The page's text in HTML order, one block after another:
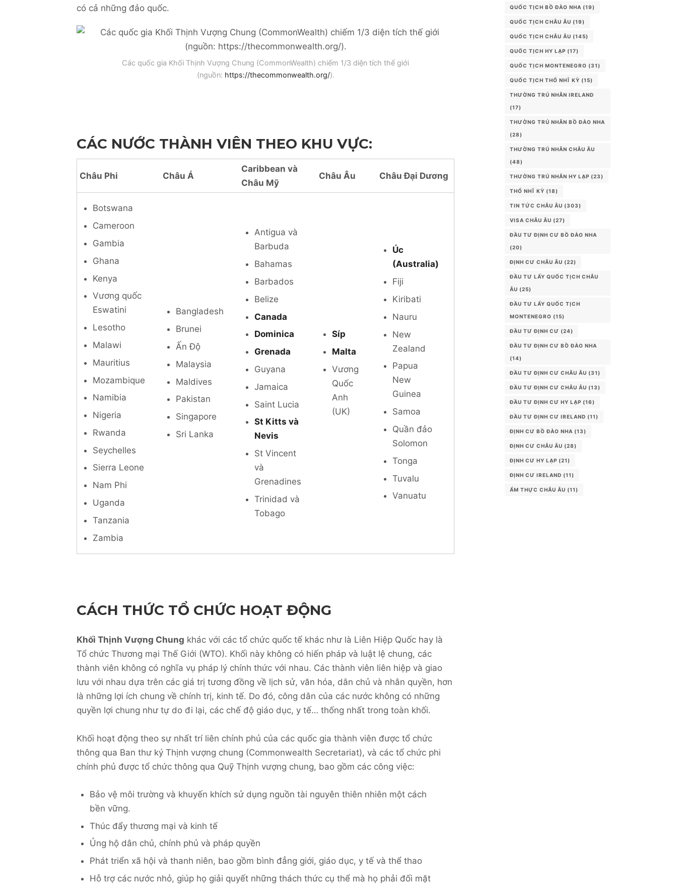
có cả những đảo quốc.
Các quốc gia Khối Thịnh Vượng Chung (CommonWealth) chiếm 1/3 diện tích thế giới
(nguồn: https://thecommonwealth.org/).
CÁC NƯỚC THÀNH VIÊN THEO KHU VỰC:
Châu Phi Châu Á
Caribbean và
Châu Mỹ
Châu Âu ChâuĐại Dương
Botswana
Cameroon
Gambia
Ghana
Kenya
Vương quốc
Eswatini
Lesotho
Malawi
Mauritius
Mozambique
Namibia
Nigeria
Rwanda
Seychelles
Sierra Leone
Nam Phi
Uganda
Tanzania
Zambia
Bangladesh
Brunei
Ấn Độ
Malaysia
Maldives
Pakistan
Singapore
Sri Lanka
Antigua và
Barbuda
Bahamas
Barbados
Belize
Canada
Dominica
Grenada
Guyana
Jamaica
Saint Lucia
St Kitts và
Nevis
St Vincent
và
Grenadines
Trinidad và
Tobago
Síp
Malta
Vương
Quốc
Anh
(UK)
Úc
(Australia)
Fiji
Kiribati
Nauru
New
Zealand
Papua
New
Guinea
Samoa
Quần đảo
Solomon
Tonga
Tuvalu
Vanuatu
CÁCH THỨC TỔ CHỨC HOẠT ĐỘNG
Khối Thịnh Vượng Chung khác với các tổ chức quốc tế khác như là Liên Hiệp Quốc hay là
Tổ chức Thương mại Thế Giới (WTO). Khối này không có hiến pháp và luật lệ chung, các
thành viên không có nghĩa vụ pháp lý chính thức với nhau. Các thành viên liên hiệp và giao
lưu với nhau dựa trên các giá trị tương đồng về lịch sử, văn hóa, dân chủ và nhân quyền, hơn
là những lợi ích chung về chính trị, kinh tế. Do đó, công dân của các nước không có những
quyền lợi chung như tự do đi lại, các chế độ giáo dục, y tế… thống nhất trong toàn khối.
Khối hoạt động theo sự nhất trí liên chính phủ của các quốc gia thành viên được tổ chức
thông qua Ban thư ký Thịnh vượng chung (Commonwealth Secretariat), và các tổ chức phi
chính phủ được tổ chức thông qua Quỹ Thịnh vượng chung, bao gồm các công việc:
Bảo vệ môi trường và khuyến khích sử dụng nguồn tài nguyên thiên nhiên một cách
bền vững.
Thúc đẩy thương mại và kinh tế
Ủng hộ dân chủ, chính phủ và pháp quyền
Phát triển xã hội và thanh niên, bao gồm bình đẳng giới, giáo dục, y tế và thể thao
Hỗ trợ các nước nhỏ, giúp họ giải quyết những thách thức cụ thể mà họ phải đối mặt
QUỐC TỊCH BỒ ĐÀO NHA (19)
QUỐC TỊCH CHÂU ÂU (19)
QUỐC TỊCH CHÂU ÂU (145)
QUỐC TỊCH HY LẠP (17)
QUỐC TỊCH MONTENEGRO (31)
QUỐC TỊCH THỔ NHĨ KỲ (15)
THƯỜNG TRÚ NHÂN IRELAND
(17)
THƯỜNG TRÚ NHÂN BỒ ĐÀO NHA
(28)
THƯỜNG TRÚ NHÂN CHÂU ÂU
(48)
THƯỜNG TRÚ NHÂN HY LẠP (23)
THỔ NHĨ KỲ (18)
TIN TỨC CHÂU ÂU (303)
VISA CHÂU ÂU (27)
ĐẦU TƯ ĐỊNH CƯ BỒ ĐÀO NHA
(20)
ĐỊNH CƯ CHÂU ÂU (22)
ĐẦU TƯ LẤY QUỐC TỊCH CHÂU
ÂU (25)
ĐẦU TƯ LẤY QUỐC TỊCH
MONTENEGRO (15)
ĐẦU TƯ ĐỊNH CƯ (24)
ĐẦU TƯ ĐỊNH CƯ BỒ ĐÀO NHA
(14)
ĐẦU TƯ ĐỊNH CƯ CHÂU ÂU (31)
ĐẦU TƯ ĐỊNH CƯ CHÂU ÂU (13)
ĐẦU TƯ ĐỊNH CƯ HY LẠP (16)
ĐẦU TƯ ĐỊNH CƯ IRELAND (11)
ĐỊNH CƯ BỒ ĐÀO NHA (13)
ĐỊNH CƯ CHÂU ÂU (28)
ĐỊNH CƯ HY LẠP (21)
ĐỊNH CƯ IRELAND (11)
ẨM THỰC CHÂU ÂU (11)